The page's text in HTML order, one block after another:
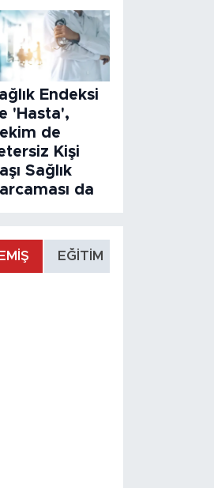
Endeksi
'Hasta',
de
Kişi
Sağlık
da
EĞİTİM